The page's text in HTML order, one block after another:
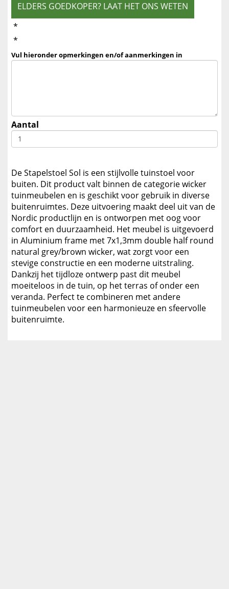
ELDERS GOEDKOPER? LAAT HET ONS WETEN
*
*
Vul hieronder opmerkingen en/of aanmerkingen in
Aantal
De Stapelstoel Sol is een stijlvolle tuinstoel voor
buiten. Dit product valt binnen de categorie wicker
tuinmeubelen en is geschikt voor gebruik in diverse
buitenruimtes. Deze uitvoering maakt deel uit van de
Nordic productlijn en is ontworpen met oog voor
comfort en duurzaamheid. Het meubel is uitgevoerd
in Aluminium frame met 7x1,3mm double half round
natural grey/brown wicker, wat zorgt voor een
stevige constructie en een moderne uitstraling.
Dankzij het tijdloze ontwerp past dit meubel
moeiteloos in de tuin, op het terras of onder een
veranda. Perfect te combineren met andere
tuinmeubelen voor een harmonieuze en sfeervolle
buitenruimte.